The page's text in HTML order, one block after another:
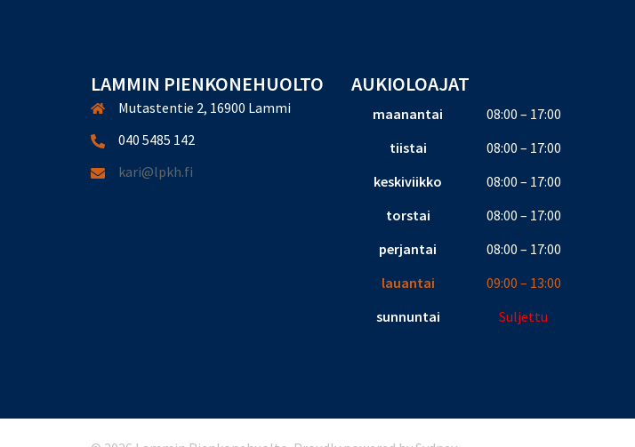
LAMMIN PIENKONEHUOLTO
Mutastentie 2, 16900 Lammi
040 5485 142
kari@lpkh.fi
AUKIOLOAJAT
maanantai
08:00 – 17:00
tiistai
08:00 – 17:00
keskiviikko
08:00 – 17:00
torstai
08:00 – 17:00
perjantai
08:00 – 17:00
lauantai
09:00 – 13:00
sunnuntai
Suljettu